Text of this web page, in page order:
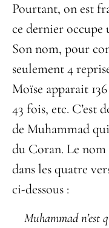
Pourtant, on est
ce dernier occupe
Son nom, pour
seulement 4
Moïse apparait
43 fois, etc. C’est
de Muhammad
du Coran. Le
dans les quatre
ci-dessous :
Muhammad n’est